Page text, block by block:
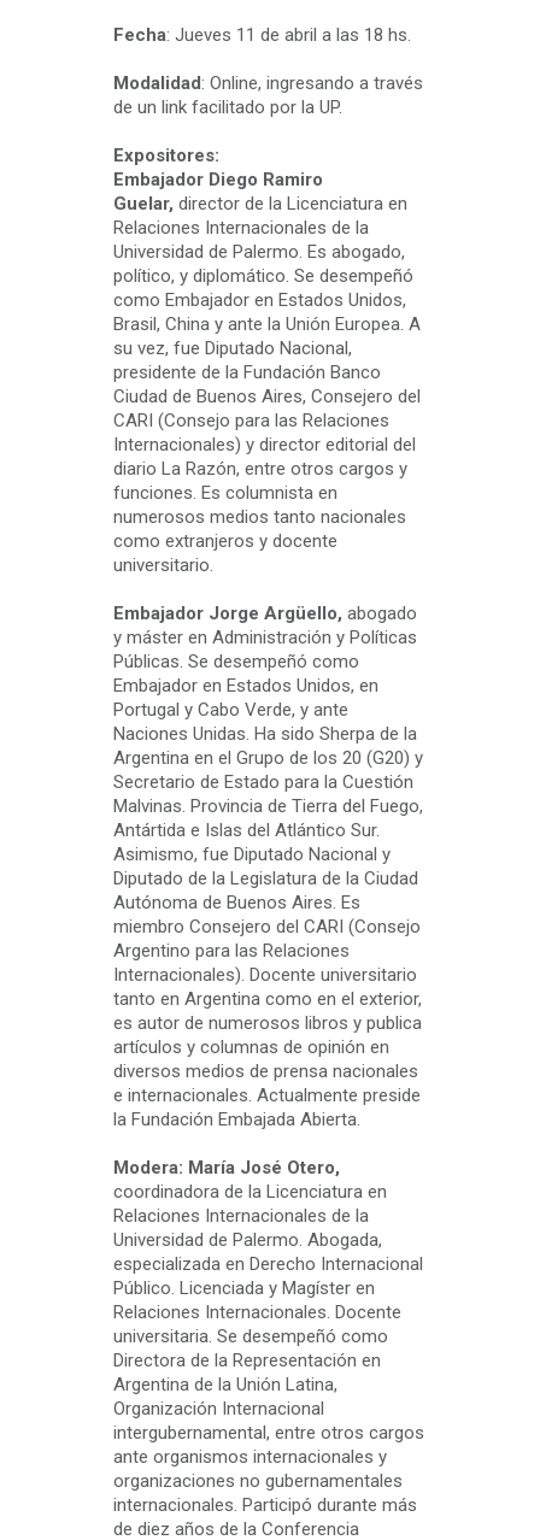
Fecha: Jueves 11 de abril a las 18 hs.
Modalidad: Online, ingresando a través
de un link facilitado por la UP.
Expositores:
Embajador Diego Ramiro
Guelar, director de la Licenciatura en
Relaciones Internacionales de la
Universidad de Palermo. Es abogado,
político, y diplomático. Se desempeñó
como Embajador en Estados Unidos,
Brasil, China y ante la Unión Europea. A
su vez, fue Diputado Nacional,
presidente de la Fundación Banco
Ciudad de Buenos Aires, Consejero del
CARI (Consejo para las Relaciones
Internacionales) y director editorial del
diario La Razón, entre otros cargos y
funciones. Es columnista en
numerosos medios tanto nacionales
como extranjeros y docente
universitario.
Embajador Jorge Argüello, abogado
y máster en Administración y Políticas
Públicas. Se desempeñó como
Embajador en Estados Unidos, en
Portugal y Cabo Verde, y ante
Naciones Unidas. Ha sido Sherpa de la
Argentina en el Grupo de los 20 (G20) y
Secretario de Estado para la Cuestión
Malvinas. Provincia de Tierra del Fuego,
Antártida e Islas del Atlántico Sur.
Asimismo, fue Diputado Nacional y
Diputado de la Legislatura de la Ciudad
Autónoma de Buenos Aires. Es
miembro Consejero del CARI (Consejo
Argentino para las Relaciones
Internacionales). Docente universitario
tanto en Argentina como en el exterior,
es autor de numerosos libros y publica
artículos y columnas de opinión en
diversos medios de prensa nacionales
e internacionales. Actualmente preside
la Fundación Embajada Abierta.
Modera: María José Otero,
coordinadora de la Licenciatura en
Relaciones Internacionales de la
Universidad de Palermo. Abogada,
especializada en Derecho Internacional
Público. Licenciada y Magíster en
Relaciones Internacionales. Docente
universitaria. Se desempeñó como
Directora de la Representación en
Argentina de la Unión Latina,
Organización Internacional
intergubernamental, entre otros cargos
ante organismos internacionales y
organizaciones no gubernamentales
internacionales. Participó durante más
de diez años de la Conferencia